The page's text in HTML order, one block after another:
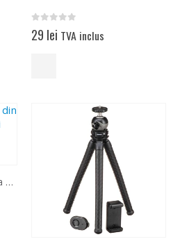
0 out of 5
29 lei TVA inclus
Boker laveta din microfibra pentru sters si lustruit